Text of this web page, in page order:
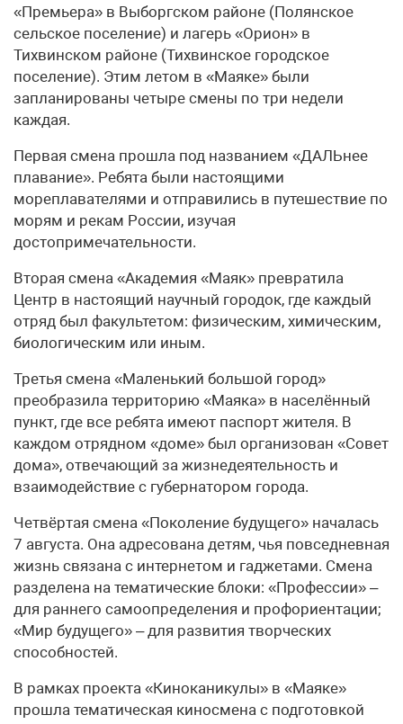
«Премьера» в Выборгском районе (Полянское
сельское поселение) и лагерь «Орион» в
Тихвинском районе (Тихвинское городское
поселение). Этим летом в «Маяке» были
запланированы четыре смены по три недели
каждая.
Первая смена прошла под названием «ДАЛЬнее
плавание». Ребята были настоящими
мореплавателями и отправились в путешествие по
морям и рекам России, изучая
достопримечательности.
Вторая смена «Академия «Маяк» превратила
Центр в настоящий научный городок, где каждый
отряд был факультетом: физическим, химическим,
биологическим или иным.
Третья смена «Маленький большой город»
преобразила территорию «Маяка» в населённый
пункт, где все ребята имеют паспорт жителя. В
каждом отрядном «доме» был организован «Совет
дома», отвечающий за жизнедеятельность и
взаимодействие с губернатором города.
Четвёртая смена «Поколение будущего» началась
7 августа. Она адресована детям, чья повседневная
жизнь связана с интернетом и гаджетами. Смена
разделена на тематические блоки: «Профессии» –
для раннего самоопределения и профориентации;
«Мир будущего» – для развития творческих
способностей.
В рамках проекта «Киноканикулы» в «Маяке»
прошла тематическая киносмена с подготовкой